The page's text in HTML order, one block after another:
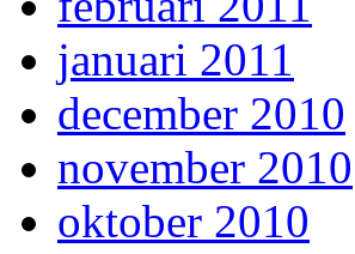
januari 2011
december 2010
november 2010
oktober 2010